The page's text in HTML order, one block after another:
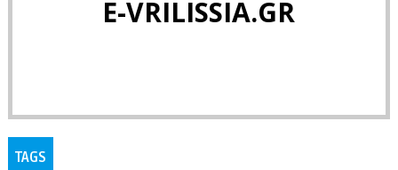
E-VRILISSIA.GR
TAGS